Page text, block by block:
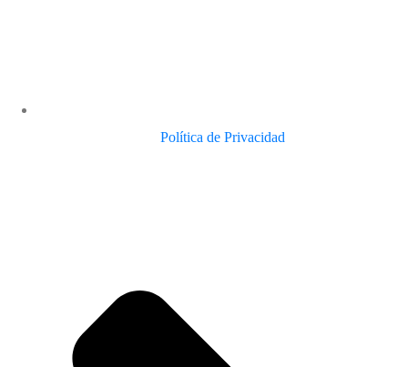
Política de Privacidad